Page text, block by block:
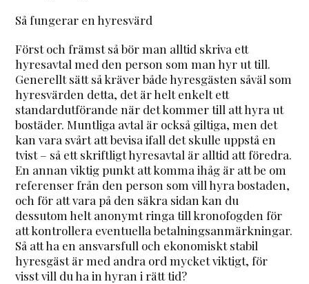
Så fungerar en hyresvärd
Först och främst så bör man alltid skriva ett
hyresavtal med den person som man hyr ut till.
Generellt sätt så kräver både hyresgästen såväl som
hyresvärden detta, det är helt enkelt ett
standardutförande när det kommer till att hyra ut
bostäder. Muntliga avtal är också giltiga, men det
kan vara svårt att bevisa ifall det skulle uppstå en
tvist – så ett skriftligt hyresavtal är alltid att föredra.
En annan viktig punkt att komma ihåg är att be om
referenser från den person som vill hyra bostaden,
och för att vara på den säkra sidan kan du
dessutom helt anonymt ringa till kronofogden för
att kontrollera eventuella betalningsanmärkningar.
Så att ha en ansvarsfull och ekonomiskt stabil
hyresgäst är med andra ord mycket viktigt, för
visst vill du ha in hyran i rätt tid?